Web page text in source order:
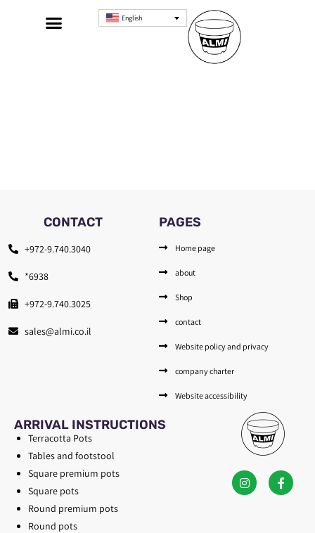
English
ARRIVAL INSTRUCTIONS
Terracotta Pots
Tables and footstool
Square premium pots
Square pots
Round premium pots
Round pots
PAGES
Home page
about
Shop
contact
Website policy and privacy
company charter
Website accessibility
CONTACT
+972-9.740.3040
*6938
+972-9.740.3025
sales@almi.co.il